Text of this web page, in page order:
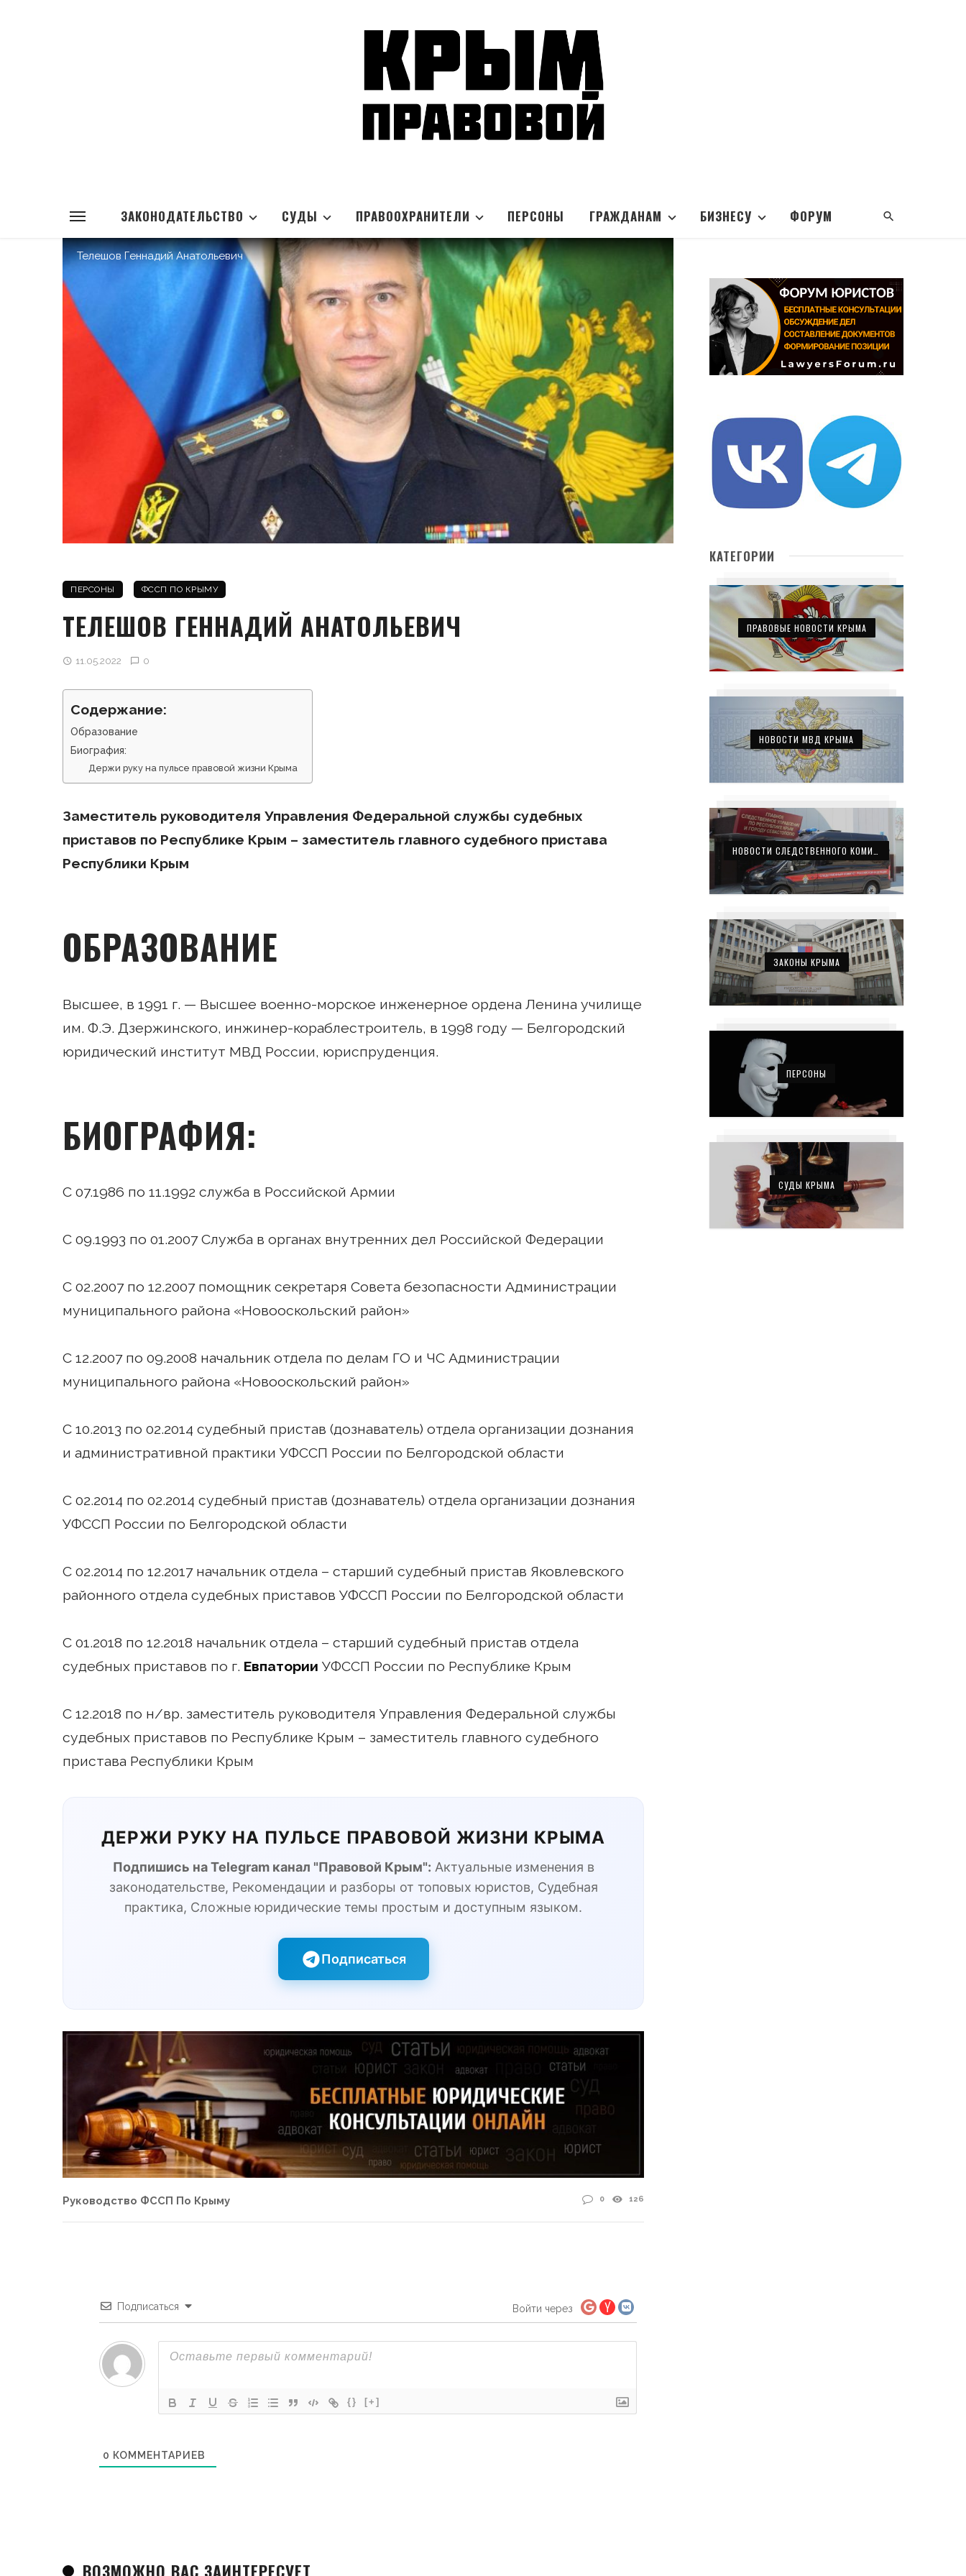
ЗАКОНОДАТЕЛЬСТВО СУДЫ ПРАВООХРАНИТЕЛИ ПЕРСОНЫ ГРАЖДАНАМ БИЗНЕСУ ФОРУМ
Телешов Геннадий Анатольевич
ПЕРСОНЫ ФССП ПО КРЫМУ
ТЕЛЕШОВ ГЕННАДИЙ АНАТОЛЬЕВИЧ
11.05.2022 0
Содержание:
Образование
Биография:
Держи руку на пульсе правовой жизни Крыма
Заместитель руководителя Управления Федеральной службы судебных
приставов по Республике Крым – заместитель главного судебного пристава
Республики Крым
ОБРАЗОВАНИЕ
Высшее, в 1991 г. — Высшее военно-морское инженерное ордена Ленина училище
им. Ф.Э. Дзержинского, инжинер-кораблестроитель, в 1998 году — Белгородский
юридический институт МВД России, юриспруденция.
БИОГРАФИЯ:
С 07.1986 по 11.1992 служба в Российской Армии
С 09.1993 по 01.2007 Служба в органах внутренних дел Российской Федерации
С 02.2007 по 12.2007 помощник секретаря Совета безопасности Администрации
муниципального района «Новооскольский район»
С 12.2007 по 09.2008 начальник отдела по делам ГО и ЧС Администрации
муниципального района «Новооскольский район»
С 10.2013 по 02.2014 судебный пристав (дознаватель) отдела организации дознания
и административной практики УФССП России по Белгородской области
С 02.2014 по 02.2014 судебный пристав (дознаватель) отдела организации дознания
УФССП России по Белгородской области
С 02.2014 по 12.2017 начальник отдела – старший судебный пристав Яковлевского
районного отдела судебных приставов УФССП России по Белгородской области
С 01.2018 по 12.2018 начальник отдела – старший судебный пристав отдела
судебных приставов по г. Евпатории УФССП России по Республике Крым
С 12.2018 по н/вр. заместитель руководителя Управления Федеральной службы
судебных приставов по Республике Крым – заместитель главного судебного
пристава Республики Крым
ДЕРЖИ РУКУ НА ПУЛЬСЕ ПРАВОВОЙ ЖИЗНИ КРЫМА
Подпишись на Telegram канал "Правовой Крым": Актуальные изменения в
законодательстве, Рекомендации и разборы от топовых юристов, Судебная
практика, Сложные юридические темы простым и доступным языком.
Подписаться
Руководство ФССП По Крыму 0 126
Подписаться Войти через
{} [+]
0 КОММЕНТАРИЕВ
ВОЗМОЖНО ВАС ЗАИНТЕРЕСУЕТ
КАТЕГОРИИ
ПРАВОВЫЕ НОВОСТИ КРЫМА
НОВОСТИ МВД КРЫМА
ЗАКОНЫ КРЫМА
ПЕРСОНЫ
СУДЫ КРЫМА